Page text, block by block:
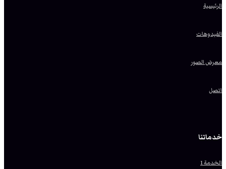
الرئيسية
الفيدوهات
معرض الصور
اتصل
خدماتنا
الخدمة 1